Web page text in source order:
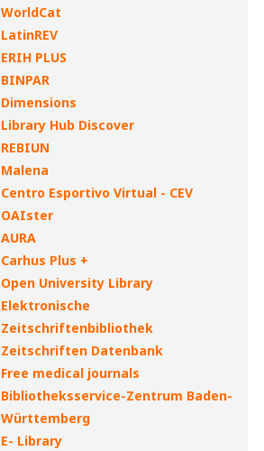
WorldCat
LatinREV
ERIH PLUS
BINPAR
Dimensions
Library Hub Discover
REBIUN
Malena
Centro Esportivo Virtual - CEV
OAIster
AURA
Carhus Plus +
Open University Library
Elektronische
Zeitschriftenbibliothek
Zeitschriften Datenbank
Free medical journals
Bibliotheksservice-Zentrum Baden-
Württemberg
E- Library